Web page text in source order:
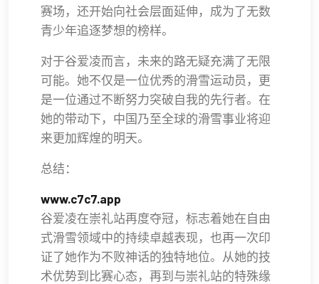
赛场，还开始向社会层面延伸，成为了无数
青少年追逐梦想的榜样。
对于谷爱凌而言，未来的路无疑充满了无限
可能。她不仅是一位优秀的滑雪运动员，更
是一位通过不断努力突破自我的先行者。在
她的带动下，中国乃至全球的滑雪事业将迎
来更加辉煌的明天。
总结：
www.c7c7.app
谷爱凌在崇礼站再度夺冠，标志着她在自由
式滑雪领域中的持续卓越表现，也再一次印
证了她作为不败神话的独特地位。从她的技
术优势到比赛心态，再到与崇礼站的特殊缘